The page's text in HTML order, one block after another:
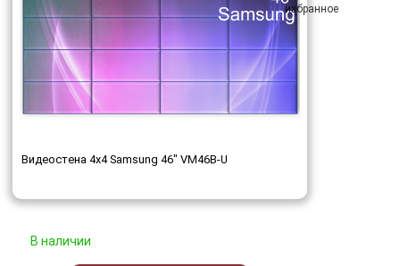
Видеостена 4x4 Samsung 46" VM46B-U
В наличии